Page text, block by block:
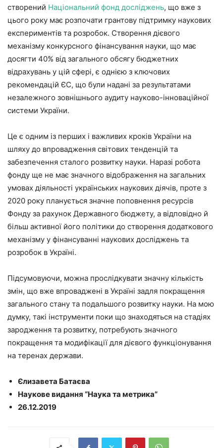
створений Національний фонд досліджень, що вже з
цього року має розпочати грантову підтримку наукових
експериментів та розробок. Створення дієвого
механізму конкурсного фінансування науки, що має
досягти 40% від загального обсягу бюджетних
відрахувань у цій сфері, є однією з ключових
рекомендацій ЄС, що були надані за результатами
незалежного зовнішнього аудиту науково-інноваційної
системи України.
Це є одним із перших і важливих кроків України на
шляху до впровадження світових тенденцій та
забезпечення сталого розвитку науки. Наразі робота
фонду ще не має значного відображення на загальних
умовах діяльності українських наукових діячів, проте з
2020 року планується значне поповнення ресурсів
Фонду за рахунок Державного бюджету, а відповідно й
більш активної його політики до створення додаткового
механізму у фінансуванні наукових досліджень та
розробок в Україні.
Підсумовуючи, можна прослідкувати значну кількість
змін, що вже впроваджені в Україні задля покращення
загального стану та подальшого розвитку науки. На мою
думку, такі інструменти поки що знаходяться на стадіях
зародження та розвитку, потребують значного
покращення та модифікації для дієвого функціонування
на теренах держави.
Єлизавета Батаєва
Наукове видання “Наука та метрика”
26.12.2019